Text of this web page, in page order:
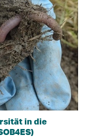
in die